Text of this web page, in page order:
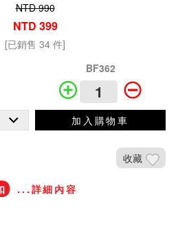
NTD 990
NTD 399
[已銷售 34 件]
BF362
加入購物車
收藏
...詳細內容